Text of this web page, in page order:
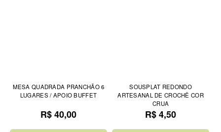
MESA QUADRADA PRANCHÃO 6
LUGARES / APOIO BUFFET
R$ 40,00
SOUSPLAT REDONDO
ARTESANAL DE CROCHÊ COR
CRUA
R$ 4,50